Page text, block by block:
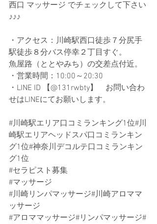
西口 マッサージ でチェックして下さい
♪♪♪
・アクセス：川崎駅西口徒歩７分尻手
駅徒歩８分バス停幸２丁目すぐ。
魚屋路（ととやみち）の交差点付近。
・営業時間：10:00～20:30
・LINE ID 【@131rwbty】　お問い合わ
せはLINEにてお願いします。
#川崎駅エリア口コミランキング1位#川
崎駅エリアヘッドスパ口コミランキン
グ1位#神奈川デコルテ口コミランキン
グ1位
#セラピスト募集
#マッサージ
#川崎リンパマッサージ#川崎アロママ
ッサージ
#アロママッサージ#リンパマッサージ#